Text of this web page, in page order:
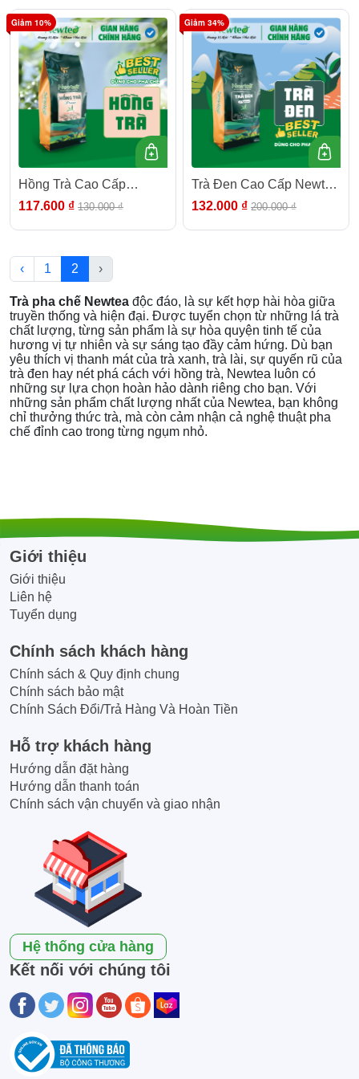
Giảm 10%
Hồng Trà Cao Cấp
Newtea Gói 500gr -
Trà Long Nhãn, Trà Sữa,
117.600 ₫ 130.000 ₫
Giảm 34%
Trà Đen Cao Cấp Newtea
500g - Dùng Trong Pha
132.000 ₫ 200.000 ₫
‹ 1 2 ›
Trà pha chế Newtea độc đáo, là sự kết hợp hài hòa giữa
truyền thống và hiện đại. Được tuyển chọn từ những lá trà
chất lượng, từng sản phẩm là sự hòa quyện tinh tế của
hương vị tự nhiên và sự sáng tạo đầy cảm hứng. Dù bạn
yêu thích vị thanh mát của trà xanh, trà lài, sự quyến rũ của
trà đen hay nét phá cách với hồng trà, Newtea luôn có
những sự lựa chọn hoàn hảo dành riêng cho bạn. Với
những sản phẩm chất lượng nhất của Newtea, bạn không
chỉ thưởng thức trà, mà còn cảm nhận cả nghệ thuật pha
chế đỉnh cao trong từng ngụm nhỏ.
Giới thiệu
Giới thiệu
Liên hệ
Tuyển dụng
Chính sách khách hàng
Chính sách & Quy định chung
Chính sách bảo mật
Chính Sách Đổi/Trả Hàng Và Hoàn Tiền
Hỗ trợ khách hàng
Hướng dẫn đặt hàng
Hướng dẫn thanh toán
Chính sách vận chuyển và giao nhận
Hệ thống cửa hàng
Kết nối với chúng tôi